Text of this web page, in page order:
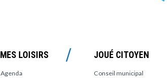
MES LOISIRS
Agenda
JOUÉ CITOYEN
Conseil municipal